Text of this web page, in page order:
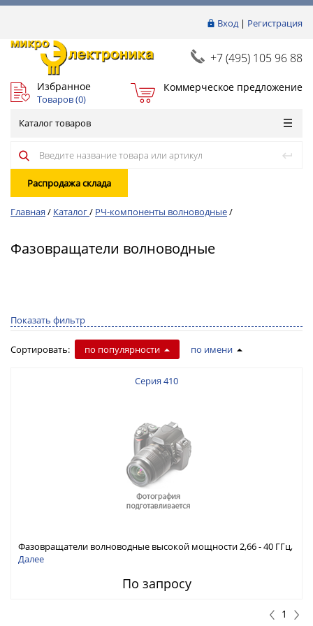
Вход| Регистрация
+7 (495) 105 96 88
Избранное
Товаров (0)
Коммерческое предложение
Каталог товаров
Распродажа склада
Главная / Каталог/ РЧ-компоненты волноводные/
Фазовращатели волноводные
Показать фильтр
Сортировать: по популярности по имени
Серия 410
Фазовращатели волноводные высокой мощности 2,66 - 40 ГГц,
0 - 360°
Далее
По запросу
1